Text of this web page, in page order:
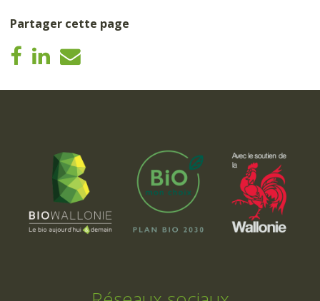
Partager cette page